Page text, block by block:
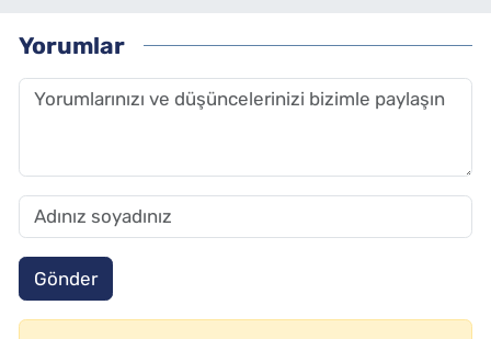
Yorumlar
Gönder